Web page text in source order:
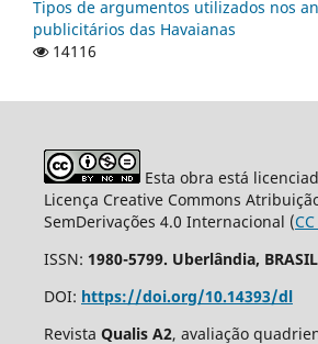
Tipos de argumentos utilizados nos
publicitários das Havaianas
14116
Esta obra está
Licença Creative Commons
SemDerivações 4.0 Internacional (
ISSN: 1980-5799. Uberlândia,
DOI: https://doi.org/10.14393/dl
Revista Qualis A2, avaliação